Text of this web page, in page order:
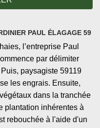
PAUL ÉLAGAGE 59
l’entreprise Paul
par délimiter
paysagiste 59119
les engrais. Ensuite,
dans la tranchée
plantation inhérentes à
rebouchée à l'aide d'un